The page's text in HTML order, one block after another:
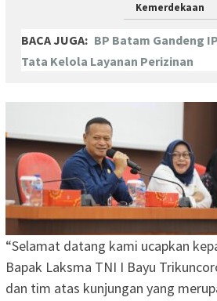
Kemerdekaan
BACA JUGA: BP Batam Gandeng
Tata Kelola Layanan Perizinan
“Selamat datang kami ucapkan
Bapak Laksma TNI I Bayu
dan tim atas kunjungan yang